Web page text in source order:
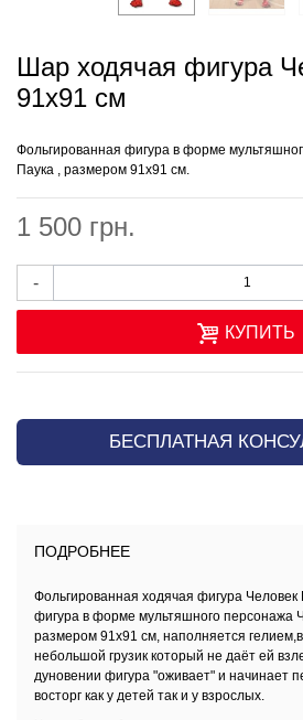
Шар ходячая фигура
91х91 см
Фольгированная фигура в форме
Паука , размером 91х91 см.
1 500 грн.
-
КУПИТЬ
БЕСПЛАТНАЯ
ПОДРОБНЕЕ
Фольгированная ходячая фигура Человек
фигура в форме мультяшного персонажа
размером 91х91 см, наполняется
небольшой грузик который не даёт ей
дуновении фигура "оживает" и начинает
восторг как у детей так и у взрослых.